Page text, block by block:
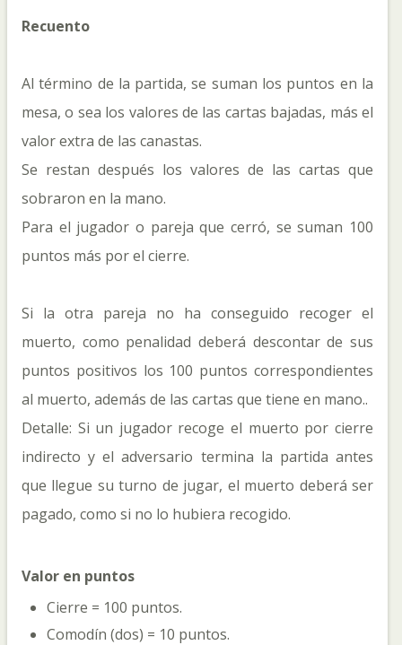
Recuento
Al término de la partida, se suman los puntos en la
mesa, o sea los valores de las cartas bajadas, más el
valor extra de las canastas.
Se restan después los valores de las cartas que
sobraron en la mano.
Para el jugador o pareja que cerró, se suman 100
puntos más por el cierre.
Si la otra pareja no ha conseguido recoger el
muerto, como penalidad deberá descontar de sus
puntos positivos los 100 puntos correspondientes
al muerto, además de las cartas que tiene en mano..
Detalle: Si un jugador recoge el muerto por cierre
indirecto y el adversario termina la partida antes
que llegue su turno de jugar, el muerto deberá ser
pagado, como si no lo hubiera recogido.
Valor en puntos
Cierre = 100 puntos.
Comodín (dos) = 10 puntos.